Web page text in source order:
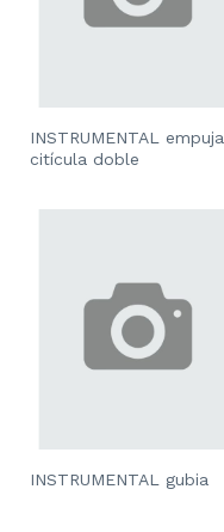
INSTRUMENTAL empuja
citícula doble
INSTRUMENTAL gubia